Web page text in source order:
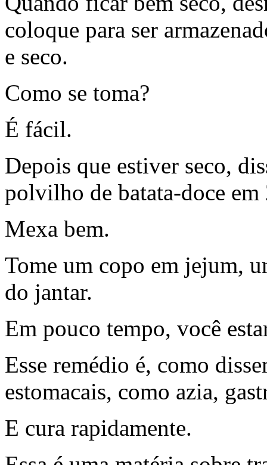
coloque para ser
e seco.
Como se toma?
É fácil.
Depois que estiver seco,
polvilho de batata-doce em
Mexa bem.
Tome um copo em jejum,
do jantar.
Em pouco tempo, você
Esse remédio é, como
estomacais, como azia,
E cura rapidamente.